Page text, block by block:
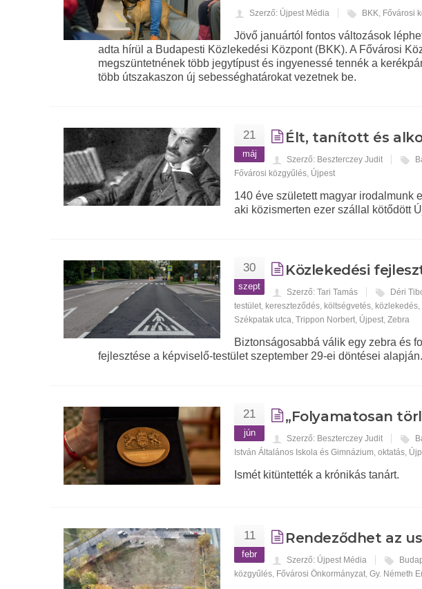
Szerző: Újpest Média BKK Fővárosi
Jövő januártól fontos változások
adta hírül a Budapesti Közlekedési Központ (BKK). A Fővárosi
megszüntetnének több jegytípust és ingyenessé tennék a
több útszakaszon új sebességhatárokat vezetnek be.
21
máj
Élt, tanított és
Szerző: Beszterczey Judit
Fővárosi közgyűlés Újpest
140 éve született magyar irodalmunk
aki közismerten ezer szállal kötődött
30
szept
Közlekedési
Szerző: Tari Tamás Déri
testület kereszteződés költségvetés közlekedés
Székpatak utca ,Trippon Norbert Újpest Zebra
Biztonságosabbá válik egy zebra és
fejlesztése a képviselő-testület szeptember 29-ei döntései alapján.
21
jún
„Folyamatosan
Szerző: Beszterczey Judit
István Általános Iskola és Gimnázium ,oktatás
Ismét kitüntették a krónikás tanárt.
11
febr
Rendeződhet az
Szerző: Újpest Média
közgyűlés, Fővárosi Önkormányzat,Gy. Németh